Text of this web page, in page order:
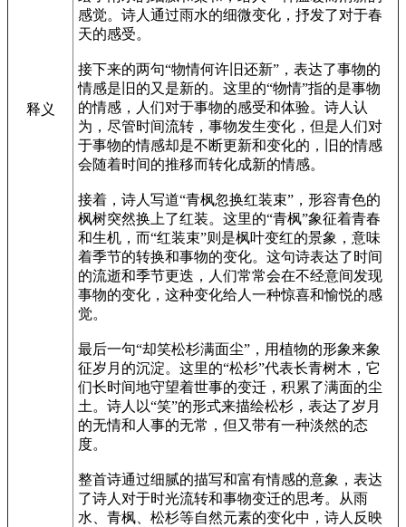
释义
感觉。诗人通过雨水的细微变化，抒发了对于春
天的感受。
接下来的两句“物情何许旧还新”，表达了事物的
情感是旧的又是新的。这里的“物情”指的是事物
的情感，人们对于事物的感受和体验。诗人认
为，尽管时间流转，事物发生变化，但是人们对
于事物的情感却是不断更新和变化的，旧的情感
会随着时间的推移而转化成新的情感。
接着，诗人写道“青枫忽换红装束”，形容青色的
枫树突然换上了红装。这里的“青枫”象征着青春
和生机，而“红装束”则是枫叶变红的景象，意味
着季节的转换和事物的变化。这句诗表达了时间
的流逝和季节更迭，人们常常会在不经意间发现
事物的变化，这种变化给人一种惊喜和愉悦的感
觉。
最后一句“却笑松杉满面尘”，用植物的形象来象
征岁月的沉淀。这里的“松杉”代表长青树木，它
们长时间地守望着世事的变迁，积累了满面的尘
土。诗人以“笑”的形式来描绘松杉，表达了岁月
的无情和人事的无常，但又带有一种淡然的态
度。
整首诗通过细腻的描写和富有情感的意象，表达
了诗人对于时光流转和事物变迁的思考。从雨
水、青枫、松杉等自然元素的变化中，诗人反映